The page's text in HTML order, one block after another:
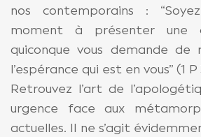
nos contemporains :
moment à présenter une
quiconque vous demande de
l’espérance qui est en vous” (1 P
Retrouvez l’art de
urgence face aux
actuelles. Il ne s’agit